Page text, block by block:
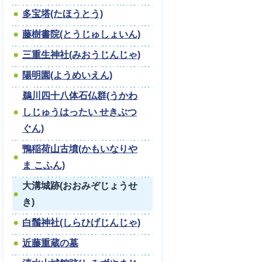
多宝塔(たほうとう)
藤樹書院(とうじゅしょいん)
三重生神社(みおうじんじゃ)
陽明園(ようめいえん)
鵜川四十八体石仏群(うかわ
しじゅうはったい せきぶつ
ぐん)
鴨稲荷山古墳(かもいなりや
ま こふん)
大溝城跡(おおみぞじょうせ
き)
白鬚神社(しらひげじんじゃ)
近藤重蔵の墓